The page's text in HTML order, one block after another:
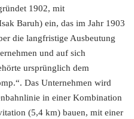
1902, mit
Baruh) ein, das im Jahr 1903
die langfristige Ausbeutung
und auf sich
ursprünglich dem
Das Unternehmen wird
in einer Kombination
(5,4 km) bauen, mit einer